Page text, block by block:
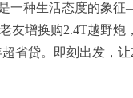
一种生活态度的象
友增换购2.4T越野炮
省贷。即刻出发，